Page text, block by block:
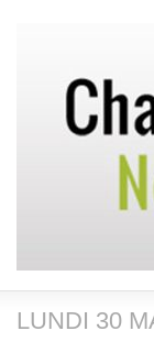
LUNDI 30